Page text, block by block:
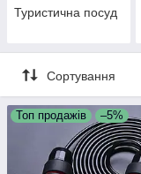
Туристична посуд
Сортування
Топ продажів –5%